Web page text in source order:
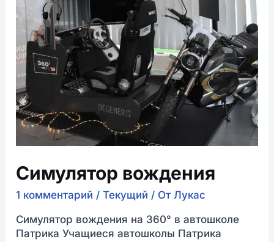
Симулятор вождения
1 комментарий /Текущий / ОтЛукас
Симулятор вождения на 360° в автошколе
Патрика Учащиеся автошколы Патрика